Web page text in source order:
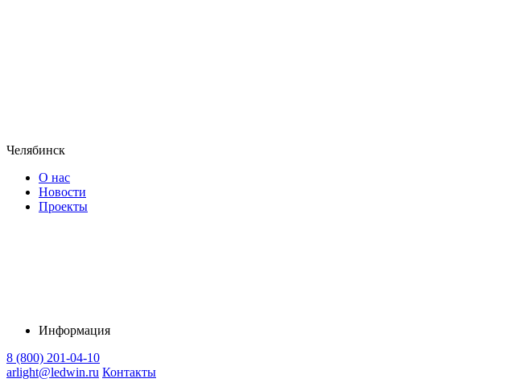
Челябинск
О нас
Новости
Проекты
Информация
8 (800) 201-04-10
arlight@ledwin.ru Контакты